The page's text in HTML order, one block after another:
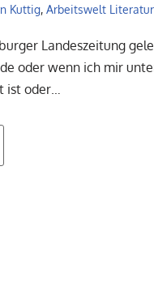
Kuttig,Arbeitswelt Literatur
Landeszeitung
oder wenn ich mir
ist oder…